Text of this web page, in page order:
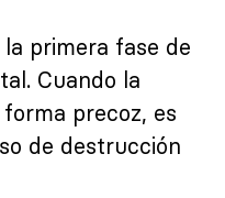
primera fase de
Cuando la
precoz, es
de destrucción